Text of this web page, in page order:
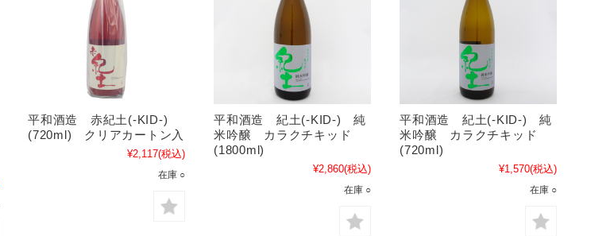
平和酒造 赤紀土(-KID-)
(720ml) クリアカートン入
¥2,117(税込)
在庫 ○
平和酒造 紀土(-KID-) 純
米吟醸 カラクチキッド
(1800ml)
¥2,860(税込)
在庫 ○
平和酒造 紀土(-KID-) 純
米吟醸 カラクチキッド
(720ml)
¥1,570(税込)
在庫 ○